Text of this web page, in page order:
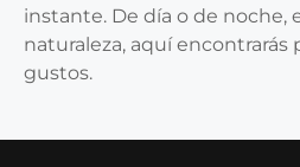
instante. De día o de noche,
naturaleza, aquí encontrarás
gustos.